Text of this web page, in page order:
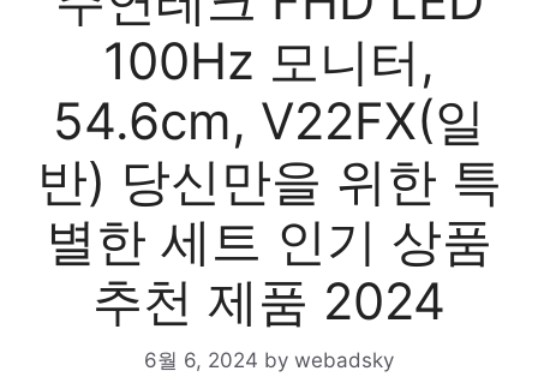
100Hz 모니터,
54.6cm, V22FX(일
반) 당신만을 위한 특
별한 세트 인기 상품
추천 제품 2024
6월 6, 2024 by webadsky